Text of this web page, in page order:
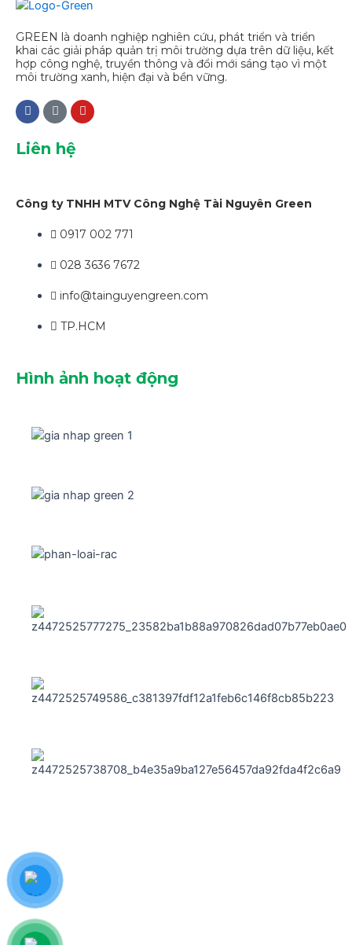
GREEN là doanh nghiệp nghiên cứu, phát triển và triển
khai các giải pháp quản trị môi trường dựa trên dữ liệu, kết
hợp công nghệ, truyền thông và đổi mới sáng tạo vì một
môi trường xanh, hiện đại và bền vững.
Liên hệ
Công ty TNHH MTV Công Nghệ Tài Nguyên Green
0917 002 771
028 3636 7672
info@tainguyengreen.com
TP.HCM
Hình ảnh hoạt động